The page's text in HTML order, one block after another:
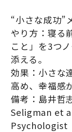
“小さな成功”
やり方：寝る
こと」を3つ
添える。
効果：小さな
高め、幸福感
備考：島井哲
Seligman et
Psychologist